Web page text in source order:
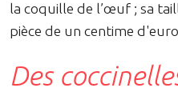
la coquille de l’œuf ; sa
pièce de un centime
Des